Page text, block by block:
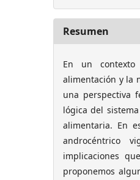
Resumen
En un contexto
alimentación y la
una perspectiva
lógica del
alimentaria. En
androcéntrico
implicaciones
proponemos